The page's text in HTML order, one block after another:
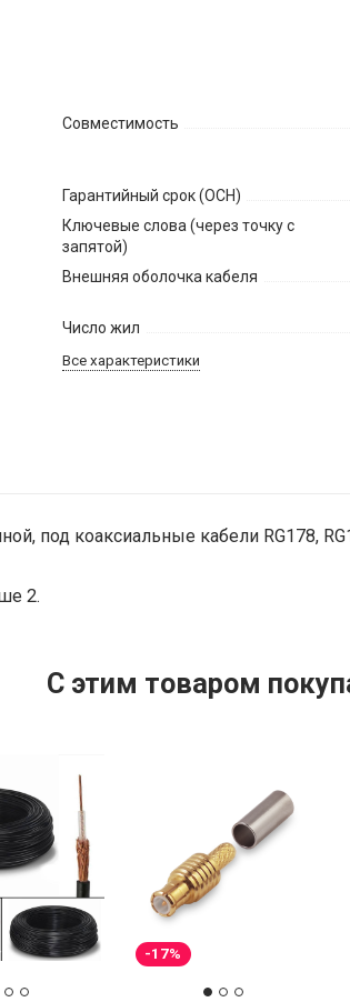
Совместимость
Гарантийный срок (ОСН)
Ключевые слова (через точку с
запятой)
Внешняя оболочка кабеля
Число жил
Все характеристики
под коаксиальные кабели RG178,
2.
C этим товаром
-17%